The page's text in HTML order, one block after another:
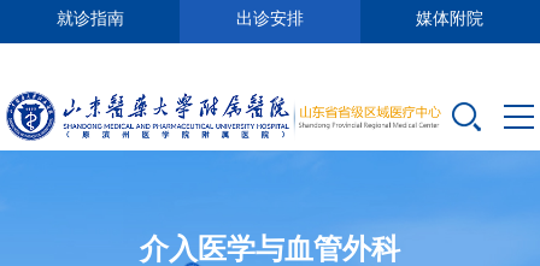
就诊指南 出诊安排 媒体附院
介入医学与血管外科